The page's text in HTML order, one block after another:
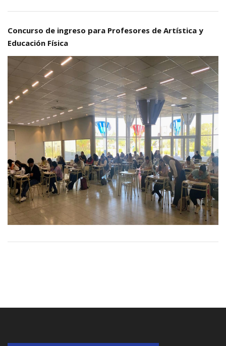
Concurso de ingreso para Profesores de Artística y
Educación Física